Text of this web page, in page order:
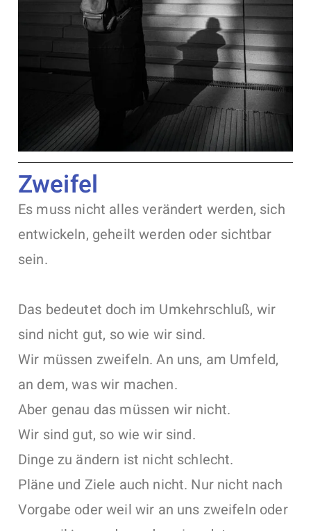
Zweifel
Es muss nicht alles verändert werden, sich
entwickeln, geheilt werden oder sichtbar
sein.
Das bedeutet doch im Umkehrschluß, wir
sind nicht gut, so wie wir sind.
Wir müssen zweifeln. An uns, am Umfeld,
an dem, was wir machen.
Aber genau das müssen wir nicht.
Wir sind gut, so wie wir sind.
Dinge zu ändern ist nicht schlecht.
Pläne und Ziele auch nicht. Nur nicht nach
Vorgabe oder weil wir an uns zweifeln oder